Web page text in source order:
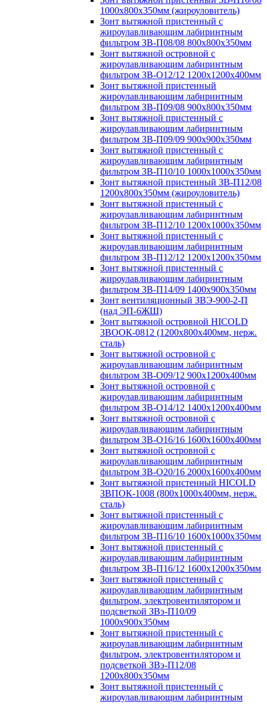
1000х800х350мм (жироуловитель)
Зонт вытяжной пристенный с
жироулавливающим лабиринтным
фильтром ЗВ-П08/08 800х800х350мм
Зонт вытяжной островной с
жироулавливающим лабиринтным
фильтром ЗВ-О12/12 1200х1200х400мм
Зонт вытяжной пристенный
жироулавливающим лабиринтным
фильтром ЗВ-П09/08 900х800х350мм
Зонт вытяжной пристенный с
жироулавливающим лабиринтным
фильтром ЗВ-П09/09 900х900х350мм
Зонт вытяжной пристенный с
жироулавливающим лабиринтным
фильтром ЗВ-П10/10 1000х1000х350мм
Зонт вытяжной пристенный ЗВ-П12/08
1200х800х350мм (жироуловитель)
Зонт вытяжной пристенный с
жироулавливающим лабиринтным
фильтром ЗВ-П12/10 1200х1000х350мм
Зонт вытяжной пристенный с
жироулавливающим лабиринтным
фильтром ЗВ-П12/12 1200х1200х350мм
Зонт вытяжной пристенный с
жироулавливающим лабиринтным
фильтром ЗВ-П14/09 1400х900х350мм
Зонт вентиляционный ЗВЭ-900-2-П
(над ЭП-6ЖШ)
Зонт вытяжной островной HICOLD
ЗВООК-0812 (1200х800x400мм, нерж.
сталь)
Зонт вытяжной островной с
жироулавливающим лабиринтным
фильтром ЗВ-О09/12 900х1200х400мм
Зонт вытяжной островной с
жироулавливающим лабиринтным
фильтром ЗВ-О14/12 1400х1200х400мм
Зонт вытяжной островной с
жироулавливающим лабиринтным
фильтром ЗВ-О16/16 1600х1600х400мм
Зонт вытяжной островной с
жироулавливающим лабиринтным
фильтром ЗВ-О20/16 2000х1600х400мм
Зонт вытяжной пристенный HICOLD
ЗВПОК-1008 (800х1000х400мм, нерж.
сталь)
Зонт вытяжной пристенный с
жироулавливающим лабиринтным
фильтром ЗВ-П16/10 1600х1000х350мм
Зонт вытяжной пристенный с
жироулавливающим лабиринтным
фильтром ЗВ-П16/12 1600х1200х350мм
Зонт вытяжной пристенный с
жироулавливающим лабиринтным
фильтром, электровентилятором и
подсветкой ЗВэ-П10/09
1000х900х350мм
Зонт вытяжной пристенный с
жироулавливающим лабиринтным
фильтром, электровентилятором и
подсветкой ЗВэ-П12/08
1200х800х350мм
Зонт вытяжной пристенный с
жироулавливающим лабиринтным